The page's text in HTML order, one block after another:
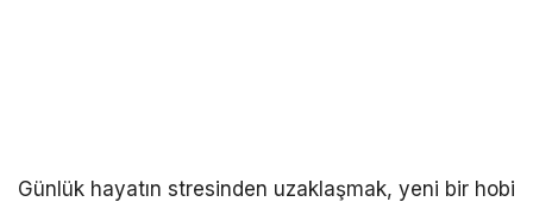
Günlük hayatın stresinden uzaklaşmak, yeni bir hobi